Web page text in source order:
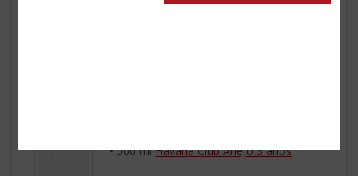
• 500 mlHavana Club Añejo 3 años